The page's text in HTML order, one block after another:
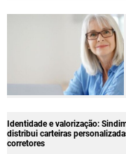
Identidade e valorização:
distribui carteiras
corretores